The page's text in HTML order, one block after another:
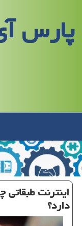
پارس
اینترنت طبقاتی
دارد؟